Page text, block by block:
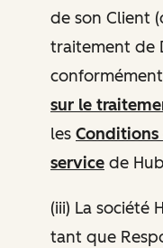
de son Client
traitement de
sur le
les
service de
(iii) La société
tant que